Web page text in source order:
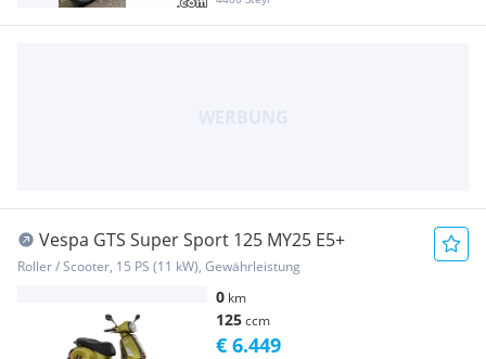
Vespa GTS Super Sport 125 MY25 E5+
Roller / Scooter, 15 PS (11 kW), Gewährleistung
0 km
125ccm
€ 6.449